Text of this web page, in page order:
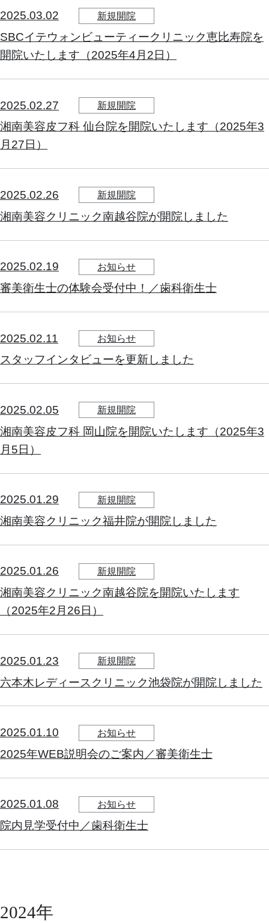
2025.03.02 新規開院
SBCイテウォンビューティークリニック恵比寿院を
開院いたします（2025年4月2日）
2025.02.27 新規開院
湘南美容皮フ科 仙台院を開院いたします（2025年3
月27日）
2025.02.26 新規開院
湘南美容クリニック南越谷院が開院しました
2025.02.19 お知らせ
審美衛生士の体験会受付中！／歯科衛生士
2025.02.11 お知らせ
スタッフインタビューを更新しました
2025.02.05 新規開院
湘南美容皮フ科 岡山院を開院いたします（2025年3
月5日）
2025.01.29 新規開院
湘南美容クリニック福井院が開院しました
2025.01.26 新規開院
湘南美容クリニック南越谷院を開院いたします
（2025年2月26日）
2025.01.23 新規開院
六本木レディースクリニック池袋院が開院しました
2025.01.10 お知らせ
2025年WEB説明会のご案内／審美衛生士
2025.01.08 お知らせ
院内見学受付中／歯科衛生士
2024年